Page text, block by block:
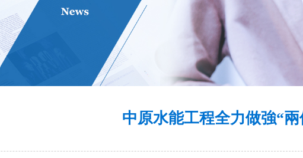
中原水能工程全力做強“兩